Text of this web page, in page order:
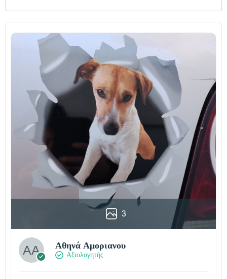
3
Αθηνά Αμοριανου
Αξιολογητής